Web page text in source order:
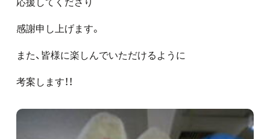
感謝申し上げます。
また、皆様に楽しんでいただけるように
考案します！！